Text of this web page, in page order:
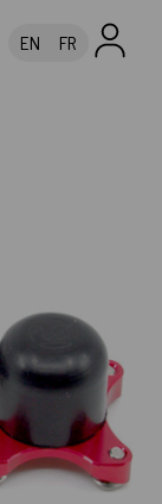
EN FR